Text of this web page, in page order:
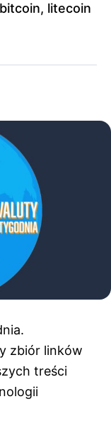
litecoin
zbiór linków
treści